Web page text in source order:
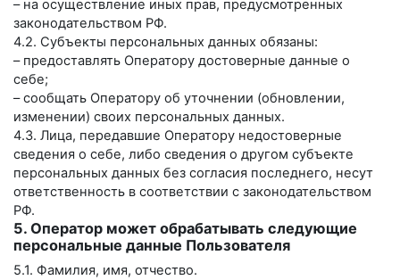
– на осуществление иных прав, предусмотренных
законодательством РФ.
4.2. Субъекты персональных данных обязаны:
– предоставлять Оператору достоверные данные о
себе;
– сообщать Оператору об уточнении (обновлении,
изменении) своих персональных данных.
4.3. Лица, передавшие Оператору недостоверные
сведения о себе, либо сведения о другом субъекте
персональных данных без согласия последнего, несут
ответственность в соответствии с законодательством
РФ.
5. Оператор может обрабатывать следующие
персональные данные Пользователя
5.1. Фамилия, имя, отчество.